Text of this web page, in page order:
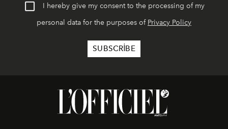
I hereby give my consent to the processing of my
personal data for the purposes of Privacy Policy